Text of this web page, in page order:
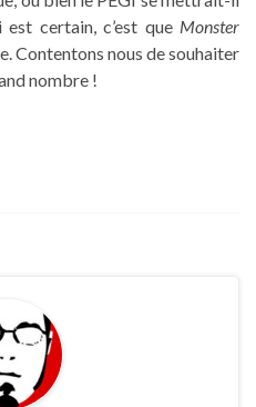
est certain, c’est que Monster
Contentons nous de souhaiter
nombre !